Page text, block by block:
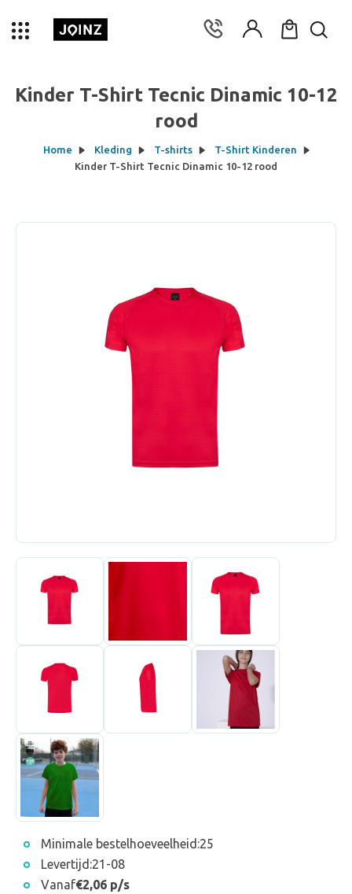
Kinder T-Shirt Tecnic Dinamic 10-12
rood
Home Kleding T-shirts
T-Shirt Kinderen
Kinder T-Shirt Tecnic Dinamic 10-12 rood
Minimale bestelhoeveelheid:25
Levertijd:21-08
Vanaf€2,06 p/s